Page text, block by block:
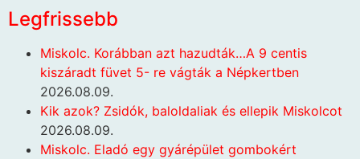
Legfrissebb
Miskolc. Korábban azt hazudták…A 9 centis
kiszáradt füvet 5- re vágták a Népkertben
2026.08.09.
Kik azok? Zsidók, baloldaliak és ellepik Miskolcot
2026.08.09.
Miskolc. Eladó egy gyárépület gombokért